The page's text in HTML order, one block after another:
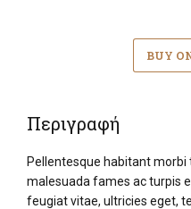
BUY
Περιγραφή
Pellentesque habitant
malesuada fames ac turpis
feugiat vitae, ultricies eget,